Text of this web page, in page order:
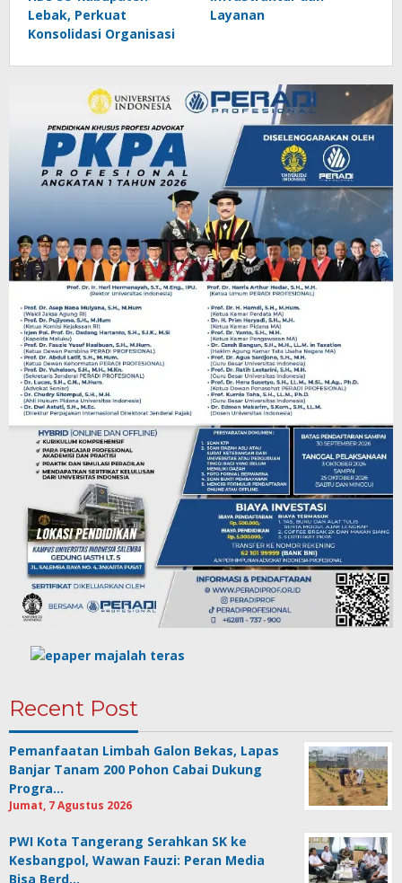
Lebak, Perkuat
Konsolidasi Organisasi
Layanan
Recent Post
Pemanfaatan Limbah Galon Bekas, Lapas
Banjar Tanam 200 Pohon Cabai Dukung
Progra…
Jumat, 7 Agustus 2026
PWI Kota Tangerang Serahkan SK ke
Kesbangpol, Wawan Fauzi: Peran Media
Bisa Berd…